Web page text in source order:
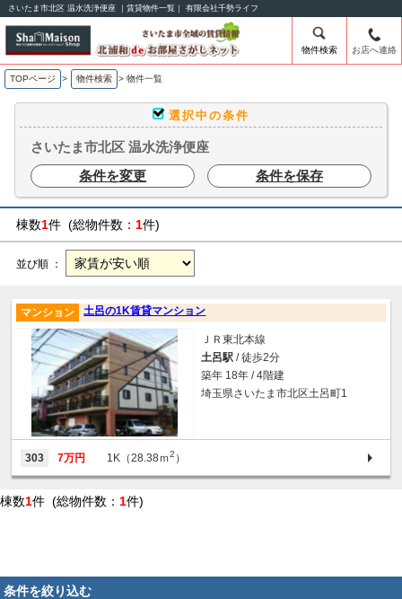
さいたま市北区 温水洗浄便座 ｜賃貸物件一覧｜ 有限会社千勢ライフ
物件検索 お店へ連絡
TOPページ > 物件検索 > 物件一覧
選択中の条件
さいたま市北区 温水洗浄便座
条件を変更
条件を保存
棟数1件 (総物件数： 1件)
並び順 ：
土呂の1K賃貸マンション
マンション
ＪＲ東北本線
土呂駅 / 徒歩2分
築年 18年 / 4階建
埼玉県さいたま市北区土呂町1
303 7万円 1K（28.38ｍ2 ）
棟数1件 (総物件数： 1件)
条件を絞り込む